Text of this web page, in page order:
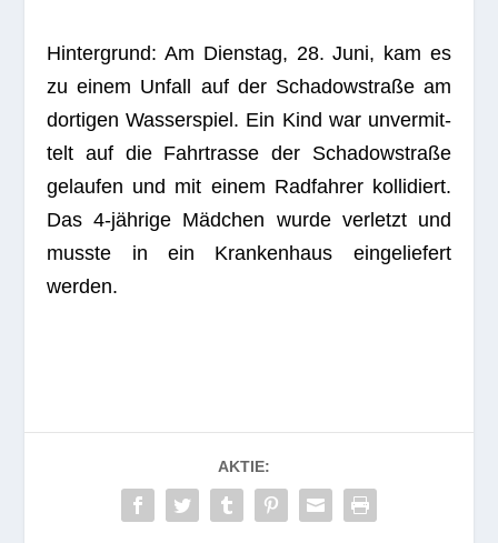
Hin­ter­grund: Am Diens­tag, 28. Juni, kam es
zu einem Unfall auf der Scha­dow­straße am
dor­ti­gen Was­ser­spiel. Ein Kind war unver­mit­
telt auf die Fahr­trasse der Scha­dow­straße
gelau­fen und mit einem Rad­fah­rer kol­li­diert.
Das 4‑jährige Mäd­chen wurde ver­letzt und
musste in ein Kran­ken­haus ein­ge­lie­fert
werden.
AKTIE: